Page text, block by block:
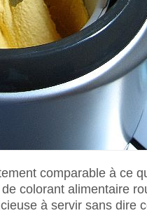
comparable à ce
colorant alimentaire
à servir sans dire